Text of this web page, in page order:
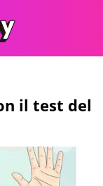
il test del